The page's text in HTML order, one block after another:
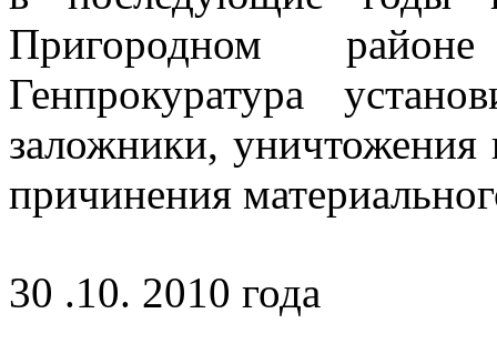
Пригородном
Генпрокуратура
заложники,
причинения
30 .10. 2010 года